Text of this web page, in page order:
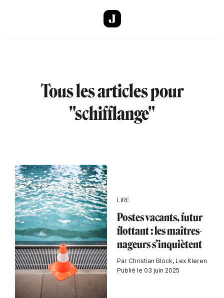
Tous les articles pour
"schifflange"
LIRE
Postes vacants, futur
flottant : les maîtres-
nageurs s’inquiètent
Par Christian Block, Lex Kleren
Publié le 03 juin 2025